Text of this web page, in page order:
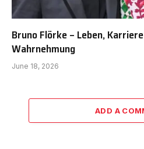
Bruno Flörke – Leben,
Wahrnehmung
June 18, 2026
ADD A